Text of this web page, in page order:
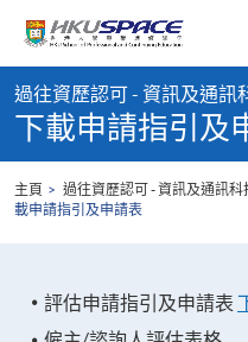
content
content
start
過往資歷認可 - 資訊及通訊
下載申請指引及
主頁 過往資歷認可 - 資訊及通訊科
載申請指引及申請表
評估申請指引及申請表